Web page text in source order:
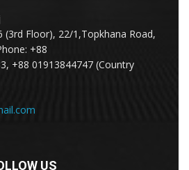
(3rd Floor), 22/1,Topkhana Road,
+88
+88 01913844747 (Country
US